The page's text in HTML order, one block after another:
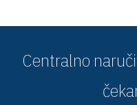
Centralno